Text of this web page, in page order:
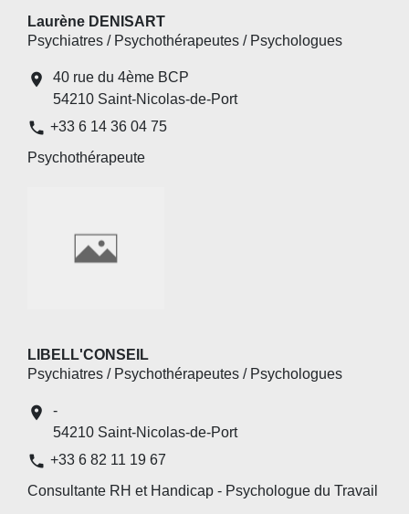
Laurène DENISART
Psychiatres / Psychothérapeutes / Psychologues
location_on
40 rue du 4ème BCP
54210 Saint-Nicolas-de-Port
phone +33 6 14 36 04 75
Psychothérapeute
LIBELL'CONSEIL
Psychiatres / Psychothérapeutes / Psychologues
location_on
-
54210 Saint-Nicolas-de-Port
phone +33 6 82 11 19 67
Consultante RH et Handicap - Psychologue du Travail